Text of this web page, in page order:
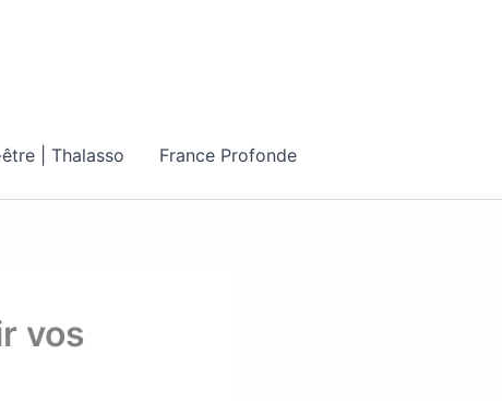
| Thalasso France Profonde
vos